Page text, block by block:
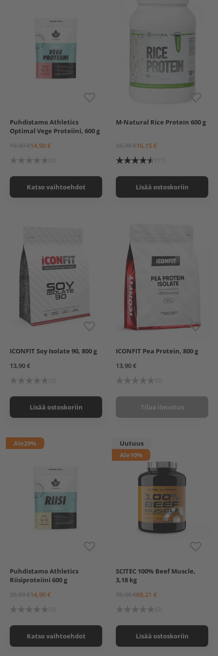
Mansikka
Suklaa
Vanilja
Puhdistamo Athletics
Optimal Vege Proteiini, 600 g
19,90 €14,90 €
Katso vaihtoehdot
M-Natural Rice Protein 600 g
26,90 €16,15 €
Lisää ostoskoriin
ICONFIT Soy Isolate 90, 800 g
13,90 €
Lisää ostoskoriin
ICONFIT Pea Protein, 800 g
13,90 €
Tilaa ilmoitus
Maustamaton Vanilja
Ale29%
Puhdistamo Athletics
Riisiproteiini 600 g
20,99 €14,90 €
Katso vaihtoehdot
Uutuus
Ale10%
SCITEC 100% Beef Muscle,
3,18 kg
76,90 €69,21 €
Lisää ostoskoriin